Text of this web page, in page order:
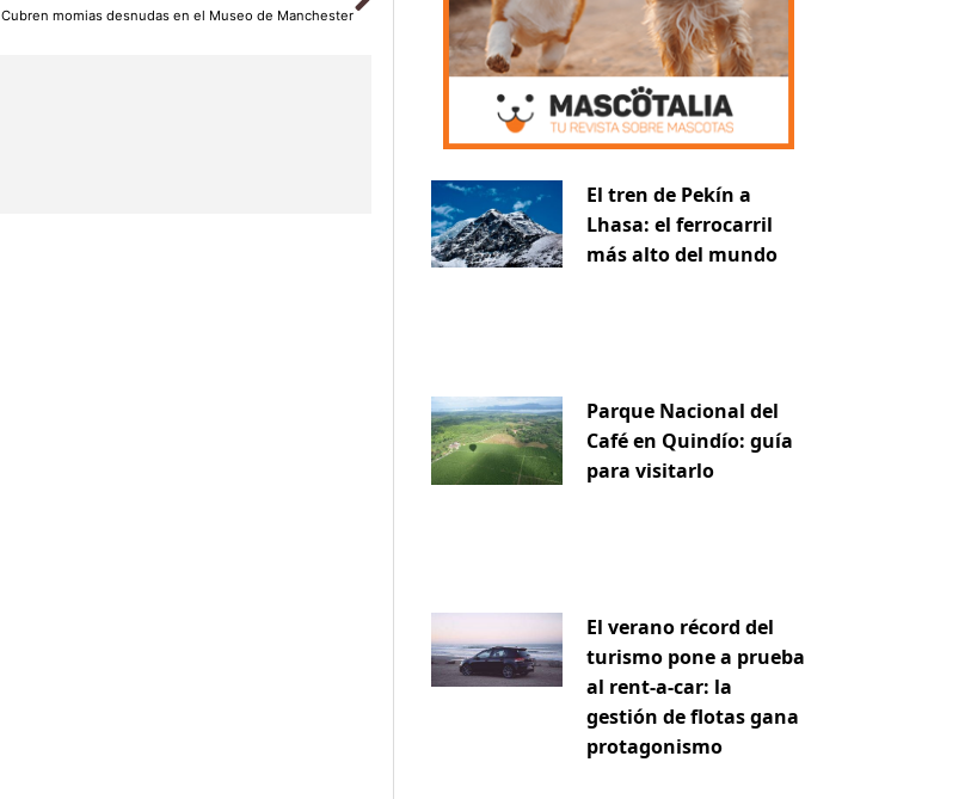
Cubren momias desnudas en el Museo de Manchester
El tren de Pekín a
Lhasa: el ferrocarril
más alto del mundo
Parque Nacional del
Café en Quindío: guía
para visitarlo
El verano récord del
turismo pone a prueba
al rent-a-car: la
gestión de flotas gana
protagonismo